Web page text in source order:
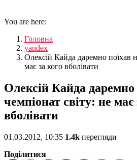
You are here:
Головна
yandex
Олексій Кайда даремно поїхав
має за кого вболівати
Олексій Кайда даремно
чемпіонат світу: не має
вболівати
01.03.2012, 10:35 1.4k перегляди
Поділитися